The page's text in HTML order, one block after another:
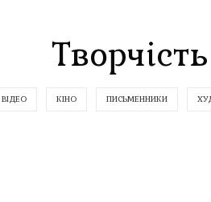
Творчість
ВІДЕО КІНО ПИСЬМЕННИКИ